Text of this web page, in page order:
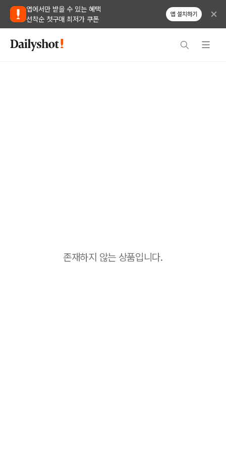
앱에서만 받을 수 있는 혜택
선착순 첫구매 최저가 쿠폰
앱 설치하기
존재하지 않는 상품입니다.